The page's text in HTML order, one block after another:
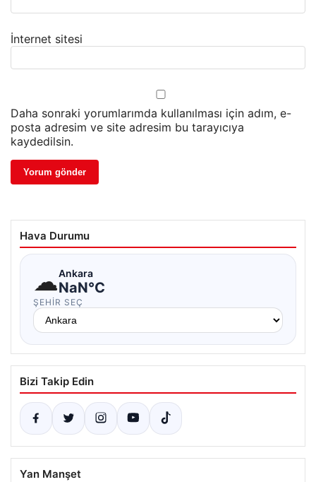
İnternet sitesi
Daha sonraki yorumlarımda kullanılması için adım, e-
posta adresim ve site adresim bu tarayıcıya
kaydedilsin.
Hava Durumu
☁Ankara
NaN°C
ŞEHIR SEÇ
Bizi Takip Edin
Yan Manşet